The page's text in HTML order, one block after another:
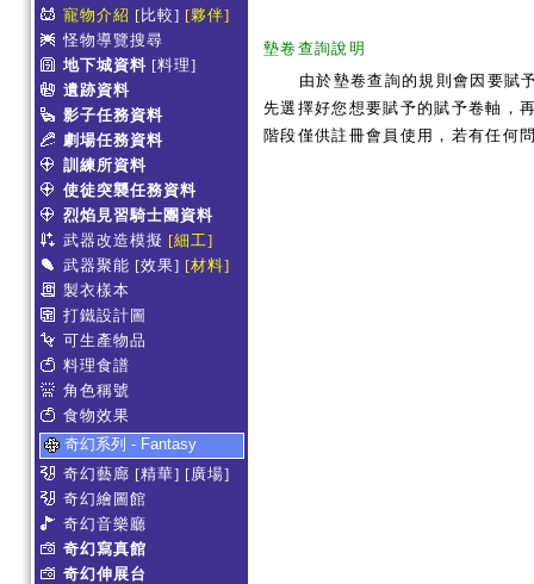
寵物介紹 [比較] [夥伴]
怪物導覽搜尋
地下城資料 [料理]
遺跡資料
影子任務資料
劇場任務資料
訓練所資料
使徒突襲任務資料
烈焰見習騎士團資料
武器改造模擬 [細工]
武器聚能 [效果] [材料]
製衣樣本
打鐵設計圖
可生產物品
料理食譜
角色稱號
食物效果
奇幻系列 - Fantasy
奇幻藝廊 [精華] [廣場]
奇幻繪圖館
奇幻音樂廳
奇幻寫真館
奇幻伸展台
墊卷查詢說明
由於墊卷查詢的規則會因要賦
先選擇好您想要賦予的賦予卷軸，
階段僅供註冊會員使用，若有任何